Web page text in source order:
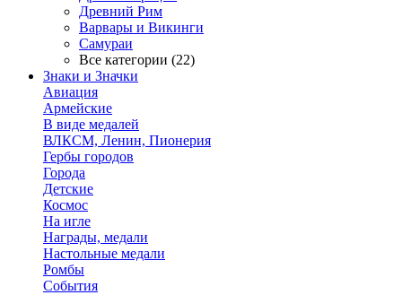
Древний Рим
Варвары и Викинги
Самураи
Все категории (22)
Знаки и Значки
Авиация
Армейские
В виде медалей
ВЛКСМ, Ленин, Пионерия
Гербы городов
Города
Детские
Космос
На игле
Награды, медали
Настольные медали
Ромбы
События